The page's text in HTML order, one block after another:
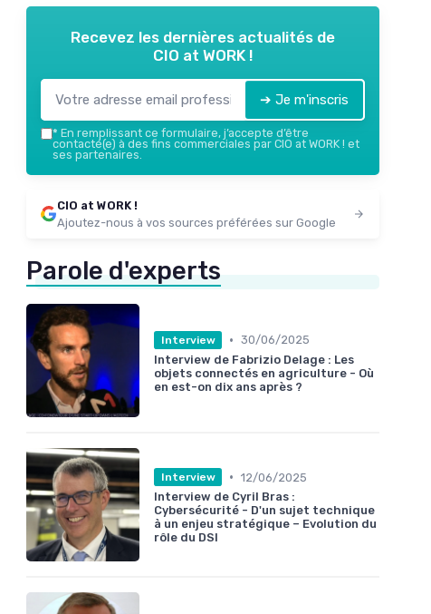
Recevez les dernières actualités de
CIO at WORK !
➔ Je m'inscris
* En remplissant ce formulaire, j’accepte d’être
contacté(e) à des fins commerciales par CIO at WORK ! et
ses partenaires.
CIO at WORK !
Ajoutez-nous à vos sources préférées sur Google
Parole d'experts
Interview • 30/06/2025
Interview de Fabrizio Delage : Les
objets connectés en agriculture - Où
en est-on dix ans après ?
Interview • 12/06/2025
Interview de Cyril Bras :
Cybersécurité - D'un sujet technique
à un enjeu stratégique – Evolution du
rôle du DSI